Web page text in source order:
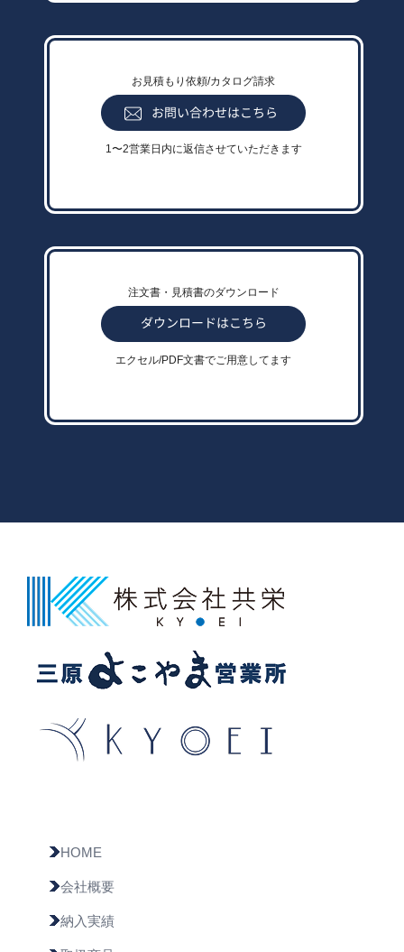
お見積もり依頼/カタログ請求
1〜2営業日内に返信させていただきます
注文書・見積書のダウンロード
エクセル/PDF文書でご用意してます
HOME
会社概要
納入実績